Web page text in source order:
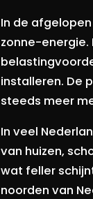
In de
zonne-energie.
installeren. De
steeds meer
In veel
van huizen,
wat feller
noorden van